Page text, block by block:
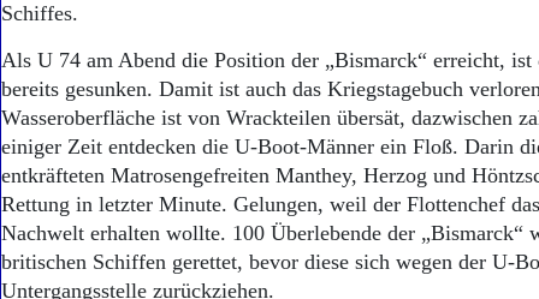
Schiffes.
Als U 74 am Abend die Position der „Bismarck“ erreicht, ist
bereits gesunken. Damit ist auch das Kriegstagebuch
Wasseroberfläche ist von Wrackteilen übersät, dazwischen
einiger Zeit entdecken die U-Boot-Männer ein Floß. Darin
entkräfteten Matrosengefreiten Manthey, Herzog und
Rettung in letzter Minute. Gelungen, weil der Flottenchef
Nachwelt erhalten wollte. 100 Überlebende der „Bismarck“
britischen Schiffen gerettet, bevor diese sich wegen der U-
Untergangsstelle zurückziehen.